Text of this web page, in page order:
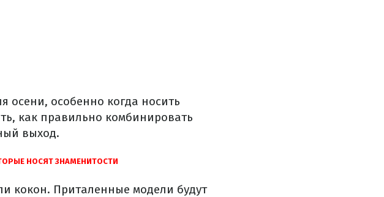
осени, особенно когда носить
как правильно комбинировать
выход.
НОСЯТ ЗНАМЕНИТОСТИ
кокон. Приталенные модели будут